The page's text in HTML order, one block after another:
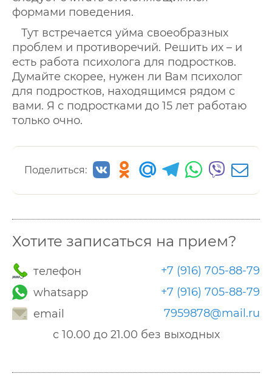
формами поведения.
Тут встречается уйма своеобразных
проблем и противоречий. Решить их – и
есть работа психолога для подростков.
Думайте скорее, нужен ли Вам психолог
для подростков, находящимся рядом с
вами. Я с подростками до 15 лет работаю
только очно.
Поделиться:
Хотите записаться на прием?
телефон
+7 (916) 705-88-79
whatsapp
+7 (916) 705-88-79
email
7959878@mail.ru
с 10.00 до 21.00 без выходных